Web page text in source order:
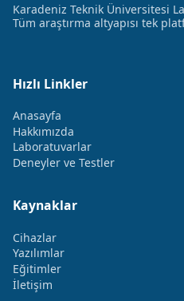
Karadeniz Teknik Üniversitesi
Tüm araştırma altyapısı tek
Hızlı Linkler
Anasayfa
Hakkımızda
Laboratuvarlar
Deneyler ve Testler
Kaynaklar
Cihazlar
Yazılımlar
Eğitimler
İletişim